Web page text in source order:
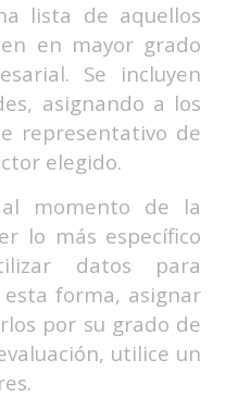
lista de aquellos
en mayor grado
Se incluyen
asignando a los
representativo de
elegido.
momento de la
lo más específico
datos para
forma, asignar
por su grado de
utilice un